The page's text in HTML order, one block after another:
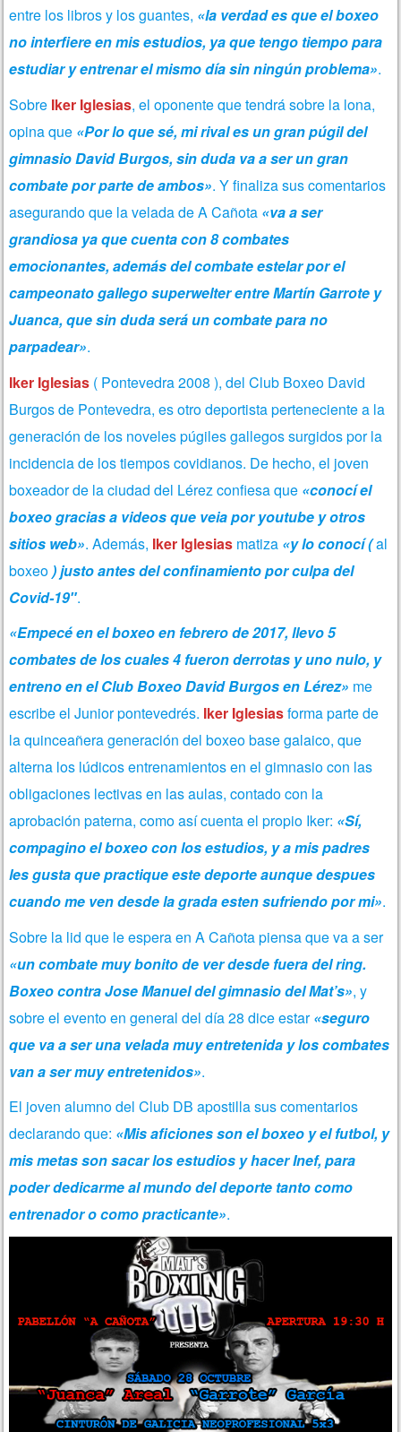
entre los libros y los guantes, «la verdad es que el boxeo
no interfiere en mis estudios, ya que tengo tiempo para
estudiar y entrenar el mismo día sin ningún problema».
Sobre Iker Iglesias, el oponente que tendrá sobre la lona,
opina que «Por lo que sé, mi rival es un gran púgil del
gimnasio David Burgos, sin duda va a ser un gran
combate por parte de ambos». Y finaliza sus comentarios
asegurando que la velada de A Cañota «va a ser
grandiosa ya que cuenta con 8 combates
emocionantes, además del combate estelar por el
campeonato gallego superwelter entre Martín Garrote y
Juanca, que sin duda será un combate para no
parpadear».
Iker Iglesias ( Pontevedra 2008 ), del Club Boxeo David
Burgos de Pontevedra, es otro deportista perteneciente a la
generación de los noveles púgiles gallegos surgidos por la
incidencia de los tiempos covidianos. De hecho, el joven
boxeador de la ciudad del Lérez confiesa que «conocí el
boxeo gracias a videos que veia por youtube y otros
sitios web». Además, Iker Iglesias matiza «y lo conocí (al
boxeo ) justo antes del confinamiento por culpa del
Covid-19″.
«Empecé en el boxeo en febrero de 2017, llevo 5
combates de los cuales 4 fueron derrotas y uno nulo, y
entreno en el Club Boxeo David Burgos en Lérez» me
escribe el Junior pontevedrés. Iker Iglesiasforma parte de
la quinceañera generación del boxeo base galaico, que
alterna los lúdicos entrenamientos en el gimnasio con las
obligaciones lectivas en las aulas, contado con la
aprobación paterna, como así cuenta el propio Iker: «Sí,
compagino el boxeo con los estudios, y a mis padres
les gusta que practique este deporte aunque despues
cuando me ven desde la grada esten sufriendo por mi».
Sobre la lid que le espera en A Cañota piensa que va a ser
«un combate muy bonito de ver desde fuera del ring.
Boxeo contra Jose Manuel del gimnasio del Mat’s», y
sobre el evento en general del día 28 dice estar«seguro
que va a ser una velada muy entretenida y los combates
van a ser muy entretenidos».
El joven alumno del Club DB apostilla sus comentarios
declarando que: «Mis aficiones son el boxeo y el futbol, y
mis metas son sacar los estudios y hacer Inef, para
poder dedicarme al mundo del deporte tanto como
entrenador o como practicante».